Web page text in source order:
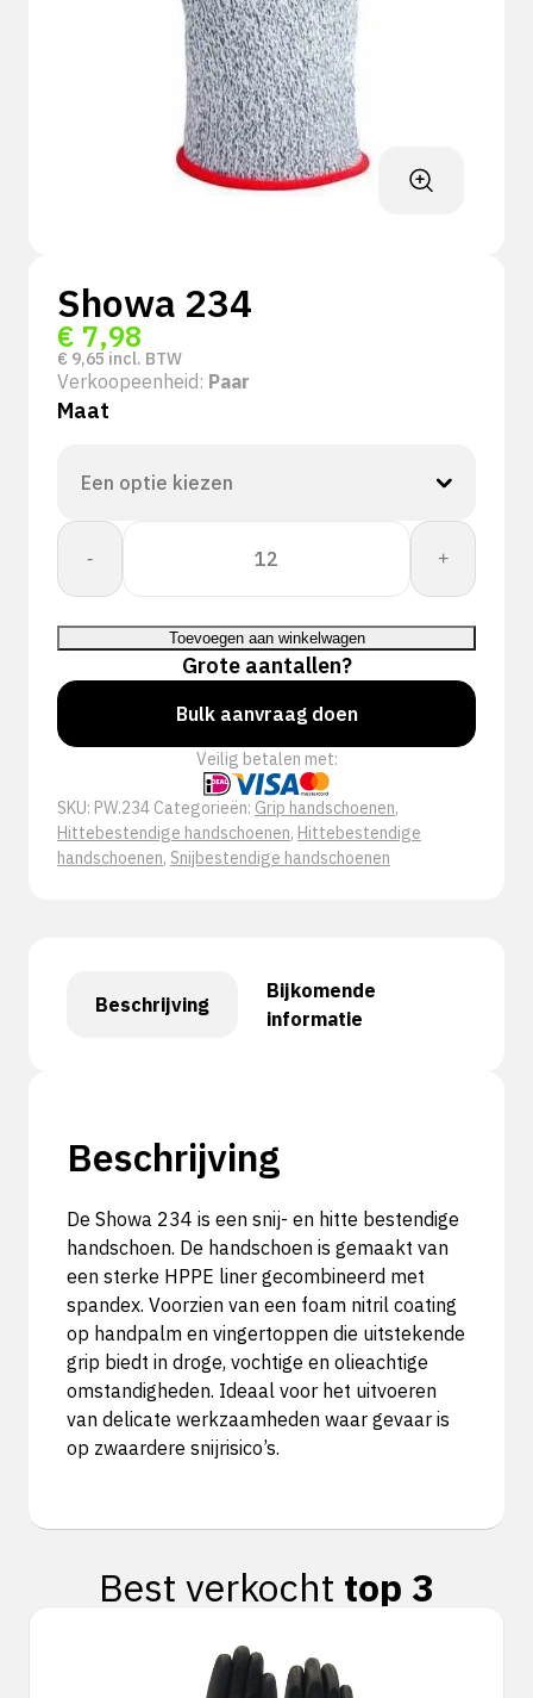
Showa 234
€ 7,98
€ 9,65 incl. BTW
Verkoopeenheid: Paar
Maat
-
Showa
234
aantal
+
Toevoegen aan winkelwagen
Grote aantallen?
Bulk aanvraag doen
Veilig betalen met:
SKU: PW.234 Categorieën: Grip handschoenen,
Hittebestendige handschoenen, Hittebestendige
handschoenen, Snijbestendige handschoenen
Beschrijving
Bijkomende
informatie
Beschrijving
De Showa 234 is een snij- en hitte bestendige
handschoen. De handschoen is gemaakt van
een sterke HPPE liner gecombineerd met
spandex. Voorzien van een foam nitril coating
op handpalm en vingertoppen die uitstekende
grip biedt in droge, vochtige en olieachtige
omstandigheden. Ideaal voor het uitvoeren
van delicate werkzaamheden waar gevaar is
op zwaardere snijrisico’s.
Best verkocht top 3